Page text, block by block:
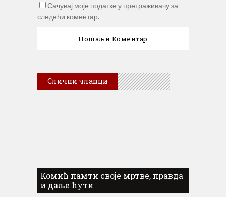
Сачувај моје податке у претраживачу за
следећи коментар.
Слични чланци
Комић памти своје мртве, правда
и даље ћути